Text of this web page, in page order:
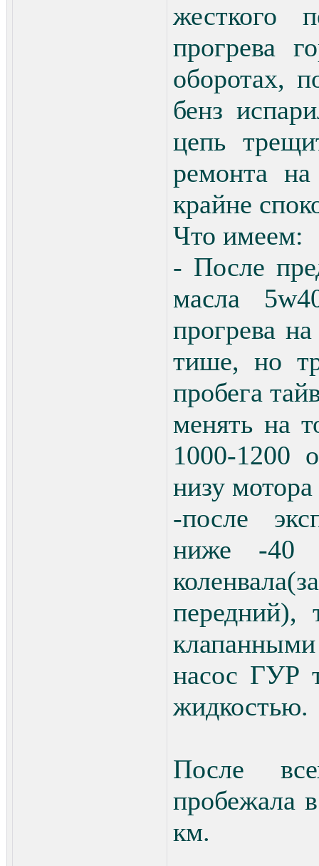
жесткого
прогрева
оборотах,
бенз
цепь
ремонта
крайне
Что имеем:
- После
масла
прогрева
тише, но
пробега
менять на
1000-1200
низу
-после
ниже -40
передний),
насос ГУР
жидкостью.
После
пробежала
км.